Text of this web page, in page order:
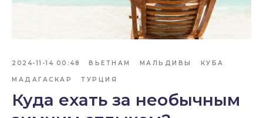
2024-11-14 00:48 ВЬЕТНАМ МАЛЬДИВЫ КУБА
МАДАГАСКАР ТУРЦИЯ
Куда ехать за необычным